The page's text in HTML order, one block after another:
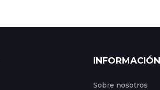
INFORMACIÓN
Sobre nosotros